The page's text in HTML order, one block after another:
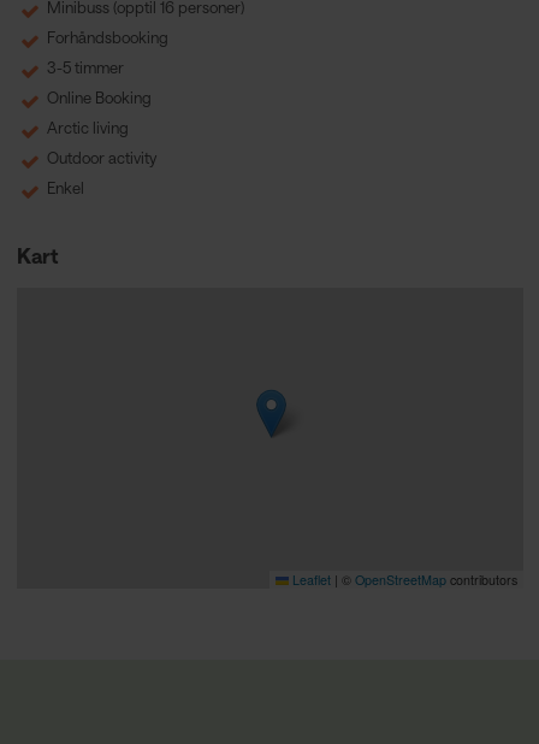
Minibuss (opptil 16 personer)
Forhåndsbooking
3-5 timmer
Online Booking
Arctic living
Outdoor activity
Enkel
Kart
Leaflet | © OpenStreetMapcontributors